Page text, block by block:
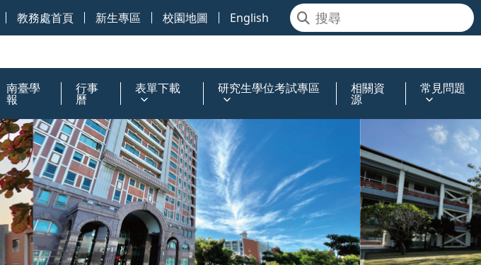
教務處首頁 新生專區 校園地圖 English
南臺學
報
行事
曆
表單下載 研究生學位考試專區 相關資
源
常見問題